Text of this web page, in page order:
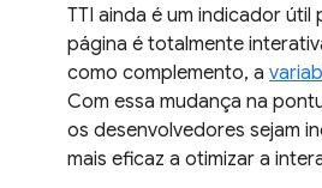
TTI ainda é um indicador útil
página é totalmente
como complemento, a
Com essa mudança na
os desenvolvedores sejam
mais eficaz a otimizar a